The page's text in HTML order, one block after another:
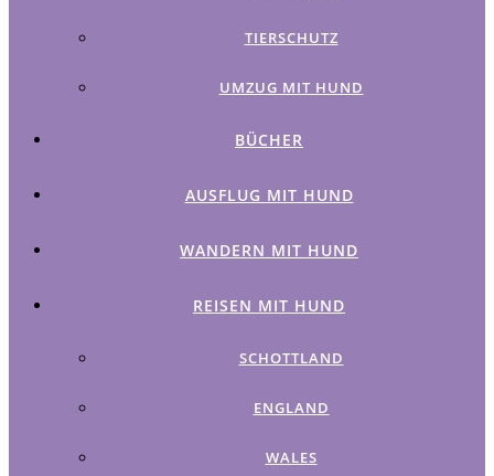
TIERSCHUTZ
UMZUG MIT HUND
BÜCHER
AUSFLUG MIT HUND
WANDERN MIT HUND
REISEN MIT HUND
SCHOTTLAND
ENGLAND
WALES